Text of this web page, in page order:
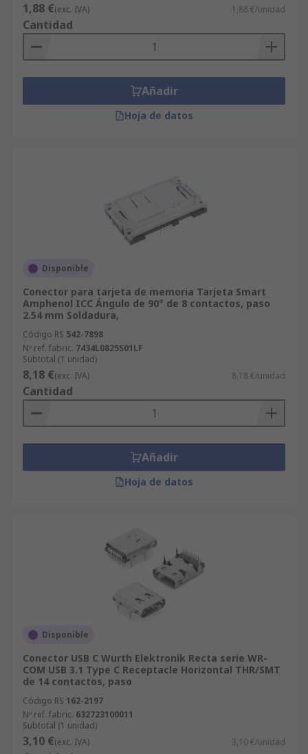
1,88 €(exc. IVA) 1,88 €/unidad
Cantidad
Añadir
Hoja de datos
Disponible
Conector para tarjeta de memoria Tarjeta Smart
Amphenol ICC Ángulo de 90° de 8 contactos, paso
2.54 mm Soldadura,
Código RS 542-7898
Nº ref. fabric. 7434L0825S01LF
Subtotal (1 unidad)
8,18 €(exc. IVA) 8,18 €/unidad
Cantidad
Añadir
Hoja de datos
Disponible
Conector USB C Wurth Elektronik Recta serie WR-
COM USB 3.1 Type C Receptacle Horizontal THR/SMT
de 14 contactos, paso
Código RS 162-2197
Nº ref. fabric. 632723100011
Subtotal (1 unidad)
3,10 €(exc. IVA) 3,10 €/unidad